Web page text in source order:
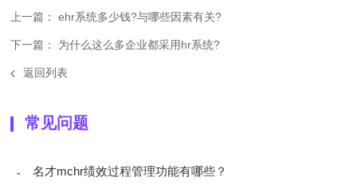
上一篇： ehr系统多少钱?与哪些因素有关?
下一篇： 为什么这么多企业都采用hr系统?
返回列表
常见问题
- 名才mchr绩效过程管理功能有哪些？